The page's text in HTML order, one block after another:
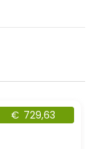
€ 729,63